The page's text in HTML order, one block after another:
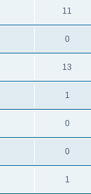
11
0
13
1
0
0
1